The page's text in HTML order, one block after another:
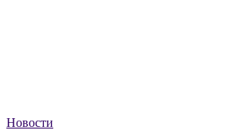
Новости